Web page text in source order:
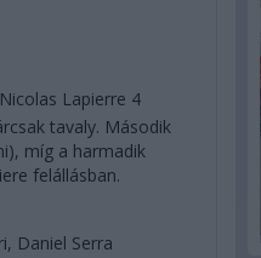
Lapierre 4
tavaly. Második
míg a harmadik
felállásban.
Daniel Serra